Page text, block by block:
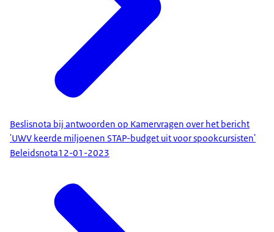
Beslisnota bij antwoorden op Kamervragen over het bericht
'UWV keerde miljoenen STAP-budget uit voor spookcursisten'
Beleidsnota12-01-2023